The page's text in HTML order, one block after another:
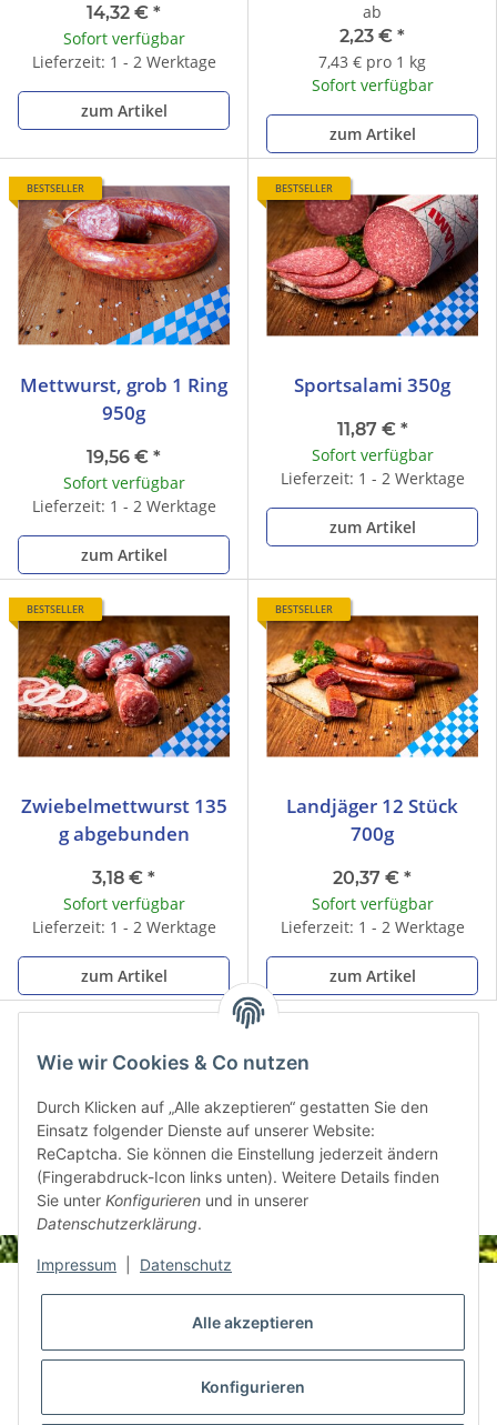
14,32 € *
Sofort verfügbar
Lieferzeit: 1 - 2 Werktage
zum Artikel
ab
2,23 € *
7,43 € pro 1 kg
Sofort verfügbar
zum Artikel
BESTSELLER
Mettwurst, grob 1 Ring
950g
19,56 € *
Sofort verfügbar
Lieferzeit: 1 - 2 Werktage
zum Artikel
BESTSELLER
Sportsalami 350g
11,87 € *
Sofort verfügbar
Lieferzeit: 1 - 2 Werktage
zum Artikel
BESTSELLER
Zwiebelmettwurst 135
g abgebunden
3,18 € *
Sofort verfügbar
Lieferzeit: 1 - 2 Werktage
zum Artikel
BESTSELLER
Landjäger 12 Stück
700g
20,37 € *
Sofort verfügbar
Lieferzeit: 1 - 2 Werktage
zum Artikel
Kategorien
Informationen
Gesetzliche Informationen
Shop Informationen
Wie wir Cookies & Co nutzen
Durch Klicken auf „Alle akzeptieren“ gestatten Sie den
Einsatz folgender Dienste auf unserer Website:
ReCaptcha. Sie können die Einstellung jederzeit ändern
(Fingerabdruck-Icon links unten). Weitere Details finden
Sie unter Konfigurieren und in unserer
Datenschutzerklärung.
Impressum Datenschutz
Alle akzeptieren
Konfigurieren